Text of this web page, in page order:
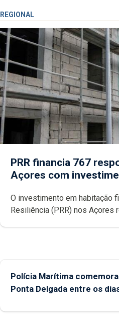
REGIONAL
PRR financia 767
Açores com
O investimento em habitação
Resiliência (PRR) nos Açores
Polícia Marítima
Ponta Delgada entre os